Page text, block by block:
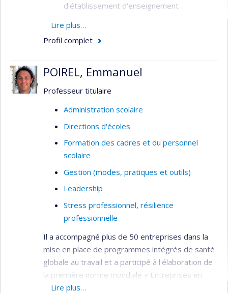
d'établissement d'enseignement
Écoles efficaces
Gestion de l'environnement éducatif
Leadership des programmes
d'interventions éducatives | Bienveillance à
l'école et bien-être | Apprentissages
socioémotionnels (Soutien au
développement des comportements
empathiques - méthode d'intérêt commun)
Leadership pédagogique (Communautés
d'apprentissage professionnelles, Gestion
des pratiques pédagogiques)
Planification en gestion scolaire
Persévérance et réussite scolaire
Gestion et intervention auprès de la
clientèle EHDAA
Littératie inclusive (Membre de l'équipe
ÉRLI) w3.uqo.ca/erli
Lire plus…
Profil complet
POIREL, Emmanuel
Professeur titulaire
Administration scolaire
Directions d'écoles
Formation des cadres et du personnel
scolaire
Gestion (modes, pratiques et outils)
Leadership
Stress professionnel, résilience
professionnelle
Il a accompagné plus de 50 entreprises dans la
mise en place de programmes intégrés de santé
globale au travail et a participé à l'élaboration de
la première norme mondiale « Entreprises en
santé » - BNQ 9700-800.
Lire plus…